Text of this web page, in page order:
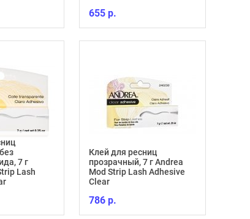
655 р.
7 г
Lash
Клей для ресниц
прозрачный, 7 г Andrea
Mod Strip Lash Adhesive
Clear
786 р.